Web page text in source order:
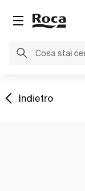
Indietro